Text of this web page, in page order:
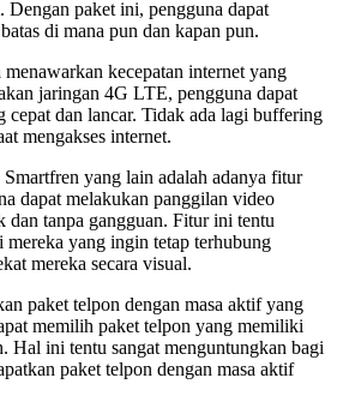
paket ini, pengguna dapat
di mana pun dan kapan pun.
kecepatan internet yang
jaringan 4G LTE, pengguna dapat
dan lancar. Tidak ada lagi buffering
mengakses internet.
yang lain adalah adanya fitur
dapat melakukan panggilan video
dan tanpa gangguan. Fitur ini tentu
yang ingin tetap terhubung
mereka secara visual.
paket telpon dengan masa aktif yang
memilih paket telpon yang memiliki
Hal ini tentu sangat menguntungkan bagi
paket telpon dengan masa aktif